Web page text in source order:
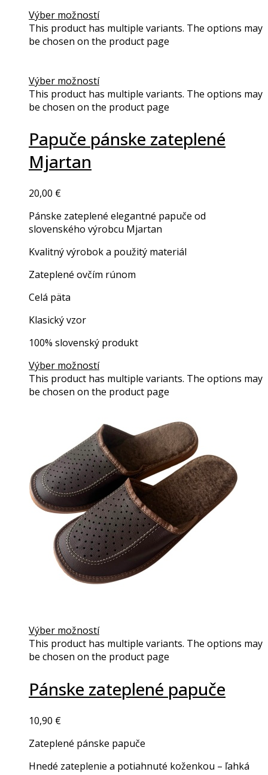
Výber možností
This product has multiple variants. The options may
be chosen on the product page
Výber možností
This product has multiple variants. The options may
be chosen on the product page
Papuče pánske zateplené
Mjartan
20,00 €
Pánske zateplené elegantné papuče od
slovenského výrobcu Mjartan
Kvalitný výrobok a použitý materiál
Zateplené ovčím rúnom
Celá päta
Klasický vzor
100% slovenský produkt
Výber možností
This product has multiple variants. The options may
be chosen on the product page
Výber možností
This product has multiple variants. The options may
be chosen on the product page
Pánske zateplené papuče
10,90 €
Zateplené pánske papuče
Hnedé zateplenie a potiahnuté koženkou – ľahká